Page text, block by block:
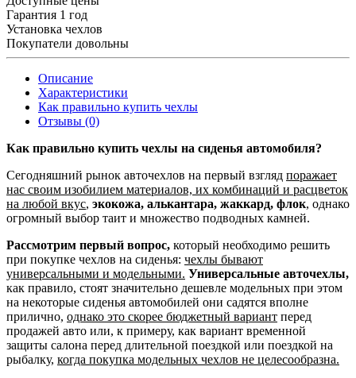
Гарантия 1 год
Установка чехлов
Покупатели довольны
Описание
Характеристики
Как правильно купить чехлы
Отзывы (0)
Как правильно купить чехлы на сиденья автомобиля?
Сегодняшний рынок авточехлов на первый взгляд поражает
нас своим изобилием материалов, их комбинаций и расцветок
на любой вкус, экокожа, алькантара, жаккард, флок, однако
огромный выбор таит и множество подводных камней.
Рассмотрим первый вопрос, который необходимо решить
при покупке чехлов на сиденья: чехлы бывают
универсальными и модельными. Универсальные авточехлы,
как правило, стоят значительно дешевле модельных при этом
на некоторые сиденья автомобилей они садятся вполне
прилично, однако это скорее бюджетный вариант перед
продажей авто или, к примеру, как вариант временной
защиты салона перед длительной поездкой или поездкой на
рыбалку, когда покупка модельных чехлов не целесообразна.